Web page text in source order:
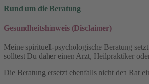
Rund um die Beratung
Gesundheitshinweis (Disclaimer)
Meine spirituell-psychologische Beratung
solltest Du daher einen Arzt, Heilpraktiker
Die Beratung ersetzt ebenfalls nicht den Rat